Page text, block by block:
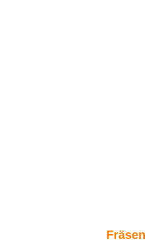
Fräsen